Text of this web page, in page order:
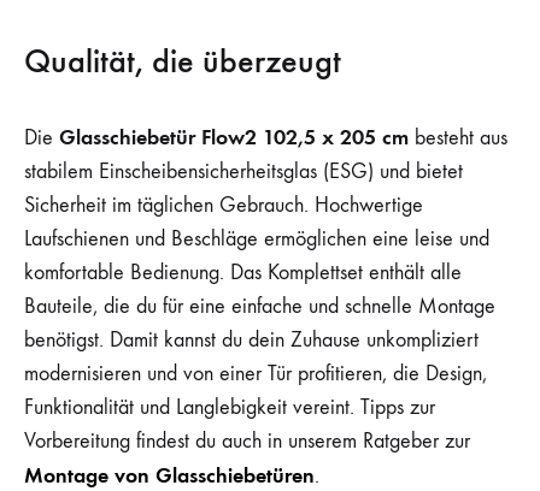
Qualität, die überzeugt
Die Glasschiebetür Flow2 102,5 x 205 cm besteht aus
stabilem Einscheibensicherheitsglas (ESG) und bietet
Sicherheit im täglichen Gebrauch. Hochwertige
Laufschienen und Beschläge ermöglichen eine leise und
komfortable Bedienung. Das Komplettset enthält alle
Bauteile, die du für eine einfache und schnelle Montage
benötigst. Damit kannst du dein Zuhause unkompliziert
modernisieren und von einer Tür profitieren, die Design,
Funktionalität und Langlebigkeit vereint. Tipps zur
Vorbereitung findest du auch in unserem Ratgeber zur
Montage von Glasschiebetüren.